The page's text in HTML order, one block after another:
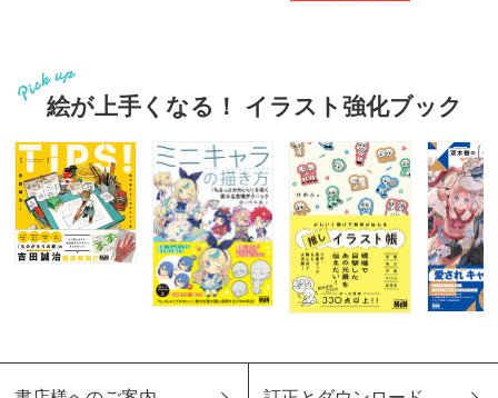
絵が上手くなる！ イラスト強化ブック